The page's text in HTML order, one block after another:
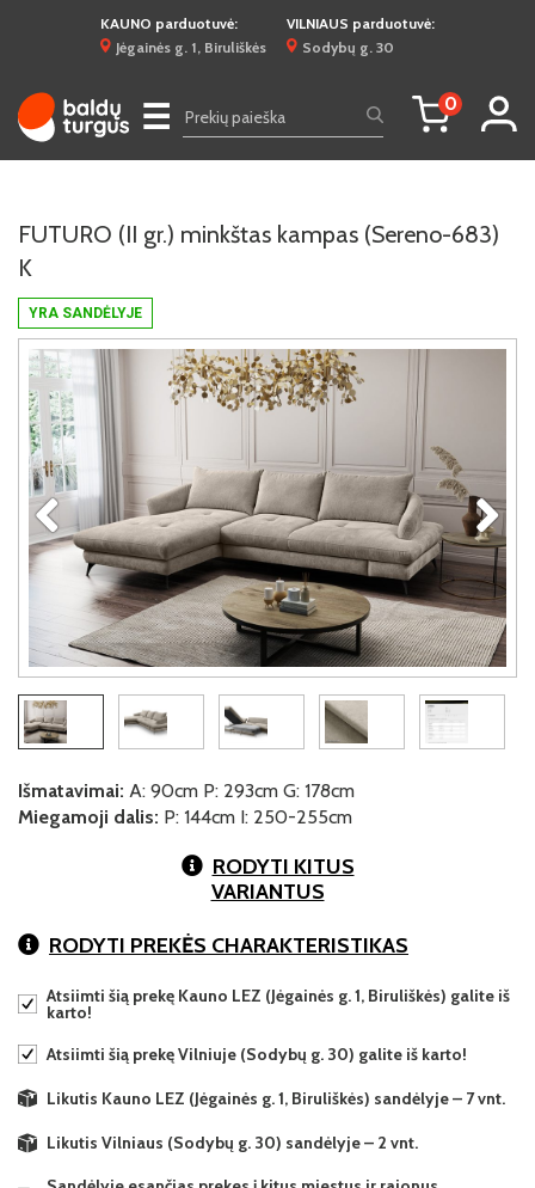
KAUNO parduotuvė:
Jėgainės g. 1, Biruliškės
VILNIAUS parduotuvė:
Sodybų g. 30
☰ 0
YRA SANDĖLYJE
FUTURO (II gr.) minkštas kampas (Sereno-683)
K
Išmatavimai: A: 90cm P: 293cm G: 178cm
Miegamoji dalis: P: 144cm I: 250-255cm
RODYTI KITUS
VARIANTUS
RODYTI PREKĖS CHARAKTERISTIKAS
Atsiimti šią prekę Kauno LEZ (Jėgainės g. 1, Biruliškės) galite iš
karto!
Atsiimti šią prekę Vilniuje (Sodybų g. 30) galite iš karto!
Likutis Kauno LEZ (Jėgainės g. 1, Biruliškės) sandėlyje – 7 vnt.
Likutis Vilniaus (Sodybų g. 30) sandėlyje – 2 vnt.